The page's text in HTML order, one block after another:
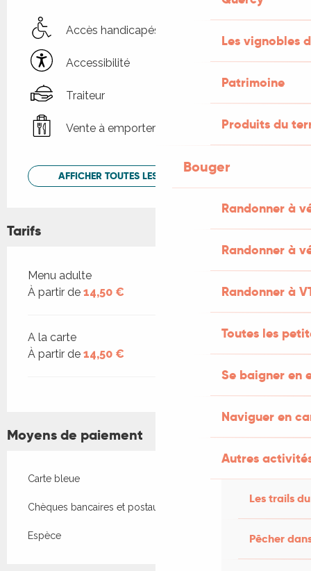
Les vignobles
Patrimoine
Produits du
Bouger
Randonner à
Randonner à
Randonner à
Toutes les
Se baigner en
Naviguer en
Autres
Les trails
Pêcher
Accès handicapés
Accessibilité
Traiteur
Vente à emporter
AFFICHER TOUTES LES PRESTATIONS
Tarifs
Tarifs 2026
Menu adulte
À partir de 14,50 €
A la carte
À partir de 14,50 €
Moyens de paiement
Carte bleue
Chèques bancaires et postaux
Espèce